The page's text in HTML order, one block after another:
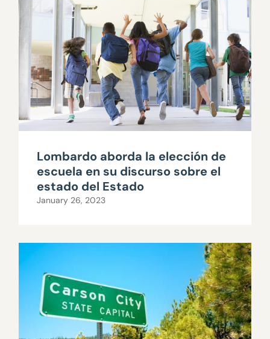
Lombardo aborda la elección de
escuela en su discurso sobre el
estado del Estado
January 26, 2023